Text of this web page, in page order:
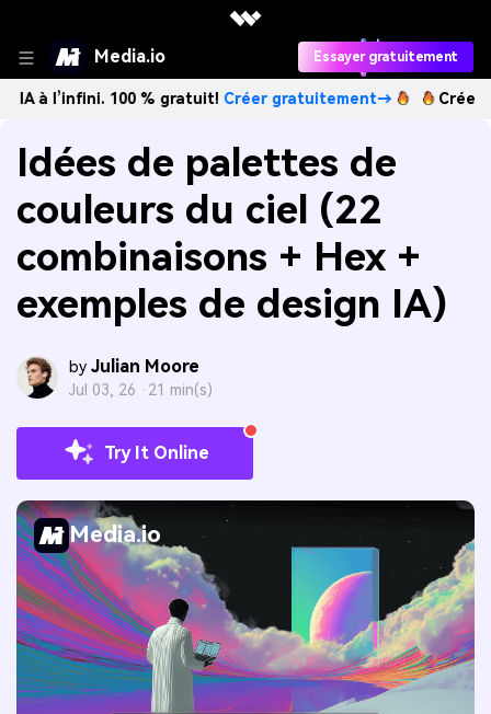
Media.io Essayer gratuitement
100 % gratuit!Créer gratuitement→ Créez des
Idées de palettes de
couleurs du ciel (22
combinaisons + Hex +
exemples de design IA)
by Julian Moore
Jul 03, 26 · 21 min(s)
Try It Online
Media.io